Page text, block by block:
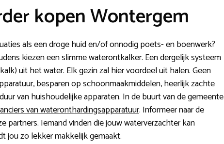
kopen Wontergem
als een droge huid en/of onnodig poets- en boenwerk?
kiezen een slimme waterontkalker. Een dergelijk systeem
uit het water. Elk gezin zal hier voordeel uit halen. Geen
besparen op schoonmaakmiddelen, heerlijk zachte
van huishoudelijke apparaten. In de buurt van de gemeente
van wateronthardingsapparatuur. Informeer naar de
partners. Iemand vinden die jouw waterverzachter kan
jou zo lekker makkelijk gemaakt.